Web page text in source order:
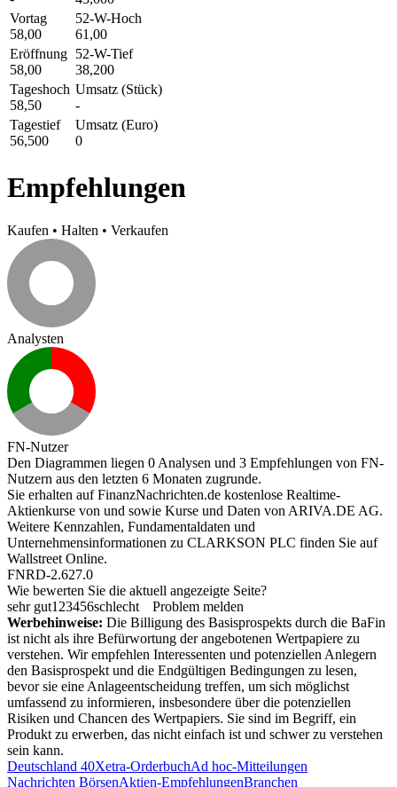
Vortag
58,00
52-W-Hoch
61,00
Eröffnung
58,00
52-W-Tief
38,200
Tageshoch
58,50
Umsatz (Stück)
-
Tagestief
56,500
Umsatz (Euro)
0
Empfehlungen
Kaufen • Halten • Verkaufen
Analysten
FN-Nutzer
Den Diagrammen liegen 0 Analysen und 3 Empfehlungen von FN-
Nutzern aus den letzten 6 Monaten zugrunde.
Sie erhalten auf FinanzNachrichten.de kostenlose Realtime-
Aktienkurse von und sowie Kurse und Daten von ARIVA.DE AG.
Weitere Kennzahlen, Fundamentaldaten und
Unternehmensinformationen zu CLARKSON PLC finden Sie auf
Wallstreet Online.
FNRD-2.627.0
Wie bewerten Sie die aktuell angezeigte Seite?
sehr gut1 23456schlecht
Problem melden
Werbehinweise: Die Billigung des Basisprospekts durch die BaFin
ist nicht als ihre Befürwortung der angebotenen Wertpapiere zu
verstehen. Wir empfehlen Interessenten und potenziellen Anlegern
den Basisprospekt und die Endgültigen Bedingungen zu lesen,
bevor sie eine Anlageentscheidung treffen, um sich möglichst
umfassend zu informieren, insbesondere über die potenziellen
Risiken und Chancen des Wertpapiers. Sie sind im Begriff, ein
Produkt zu erwerben, das nicht einfach ist und schwer zu verstehen
sein kann.
Deutschland 40Xetra-OrderbuchAd hoc-Mitteilungen
Nachrichten BörsenAktien-EmpfehlungenBranchen